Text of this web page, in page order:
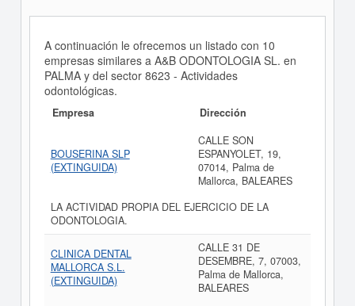
A continuación le ofrecemos un listado con 10
empresas similares a A&B ODONTOLOGIA SL. en
PALMA y del sector 8623 - Actividades
odontológicas.
Empresa Dirección
BOUSERINA SLP
(EXTINGUIDA)
CALLE SON
ESPANYOLET, 19,
07014, Palma de
Mallorca, BALEARES
LA ACTIVIDAD PROPIA DEL EJERCICIO DE LA
ODONTOLOGIA.
CLINICA DENTAL
MALLORCA S.L.
(EXTINGUIDA)
CALLE 31 DE
DESEMBRE, 7, 07003,
Palma de Mallorca,
BALEARES